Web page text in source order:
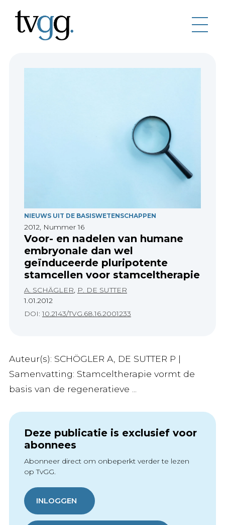
NIEUWS UIT DE BASISWETENSCHAPPEN
2012, Nummer 16
Voor- en nadelen van humane
embryonale dan wel
geïnduceerde pluripotente
stamcellen voor stamceltherapie
A. SCHÄGLER, P. DE SUTTER
1.01.2012
DOI:10.2143/TVG.68.16.2001233
Auteur(s): SCHÖGLER A, DE SUTTER P |
Samenvatting: Stamceltherapie vormt de
basis van de regeneratieve ...
Deze publicatie is exclusief voor
abonnees
Abonneer direct om onbeperkt verder te lezen
op TvGG.
INLOGGEN